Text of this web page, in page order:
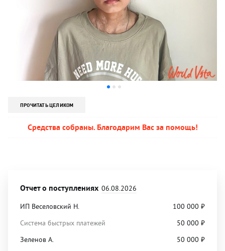
ПРОЧИТАТЬ ЦЕЛИКОМ
Средства собраны. Благодарим Вас за помощь!
Отчет о поступлениях 06.08.2026
ИП Веселовский Н.
100 000 ₽
Система быстрых платежей
50 000 ₽
Зеленов А.
50 000 ₽